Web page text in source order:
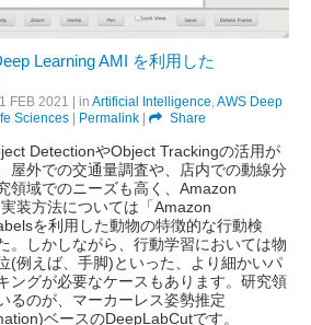
Learning AMI を利用した
FEB 2021 | in Artificial Intelligence,AWS Deep
Sciences Permalink Share
DetectionやObject Trackingの活用が
屋外での交通量調査や、店内での動線分
領域でのニーズも高く、Amazon
装方法については「Amazon
を利用した動物の特徴的な行動検
。しかしながら、行動学習においては物
(例えば、手脚)といった、より細かいパ
ングが必要なケースもあります。研究領
るのが、マーカーレス姿勢推定
ベースのDeepLabCutです。